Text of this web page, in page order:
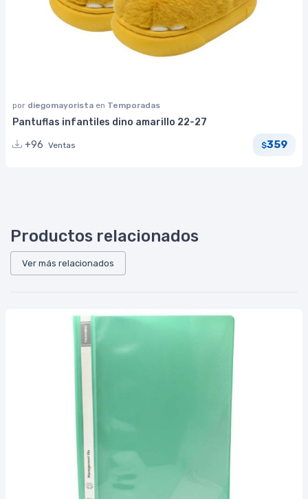
por diegomayorista en Temporadas
Pantuflas infantiles dino amarillo 22-27
+96 Ventas $359
Productos relacionados
Ver más relacionados